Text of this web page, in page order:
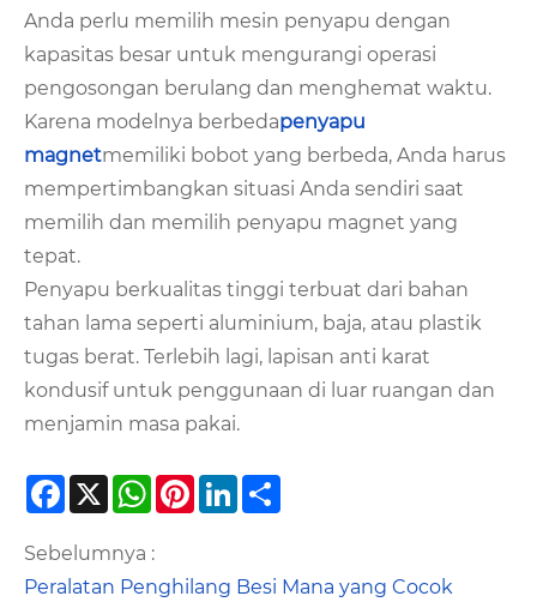
Anda perlu memilih mesin penyapu dengan
kapasitas besar untuk mengurangi operasi
pengosongan berulang dan menghemat waktu.
Karena modelnya berbedapenyapu
magnetmemiliki bobot yang berbeda, Anda harus
mempertimbangkan situasi Anda sendiri saat
memilih dan memilih penyapu magnet yang
tepat.
Penyapu berkualitas tinggi terbuat dari bahan
tahan lama seperti aluminium, baja, atau plastik
tugas berat. Terlebih lagi, lapisan anti karat
kondusif untuk penggunaan di luar ruangan dan
menjamin masa pakai.
Facebook
X WhatsApp
PinterestLinkedIn
Sebelumnya :
Peralatan Penghilang Besi Mana yang Cocok